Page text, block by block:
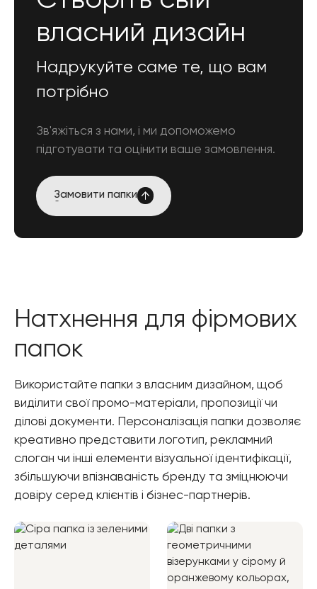
власний дизайн
Надрукуйте саме те, що вам
потрібно
Зв'яжіться з нами, і ми допоможемо
підготувати та оцінити ваше замовлення.
Замовити папки
Натхнення для фірмових
папок
Використайте папки з власним дизайном, щоб
виділити свої промо-матеріали, пропозиції чи
ділові документи. Персоналізація папки дозволяє
креативно представити логотип, рекламний
слоган чи інші елементи візуальної ідентифікації,
збільшуючи впізнаваність бренду та зміцнюючи
довіру серед клієнтів і бізнес-партнерів.